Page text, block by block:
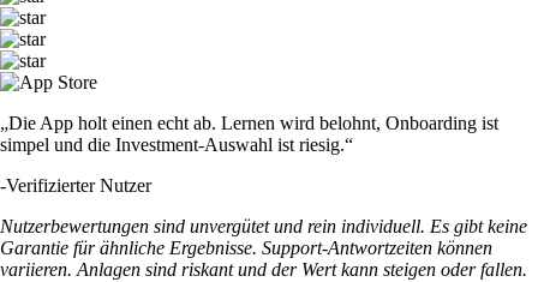
„Die App holt einen echt ab. Lernen wird belohnt, Onboarding ist
simpel und die Investment-Auswahl ist riesig.“
-Verifizierter Nutzer
Nutzerbewertungen sind unvergütet und rein individuell. Es gibt keine
Garantie für ähnliche Ergebnisse. Support-Antwortzeiten können
variieren. Anlagen sind riskant und der Wert kann steigen oder fallen.